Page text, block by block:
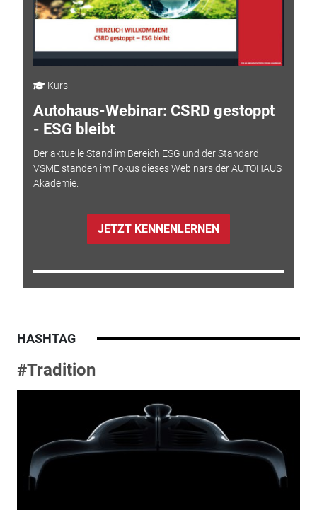
Kurs
Autohaus-Webinar: CSRD gestoppt
- ESG bleibt
Der aktuelle Stand im Bereich ESG und der Standard
VSME standen im Fokus dieses Webinars der AUTOHAUS
Akademie.
JETZT KENNENLERNEN
HASHTAG
#Tradition